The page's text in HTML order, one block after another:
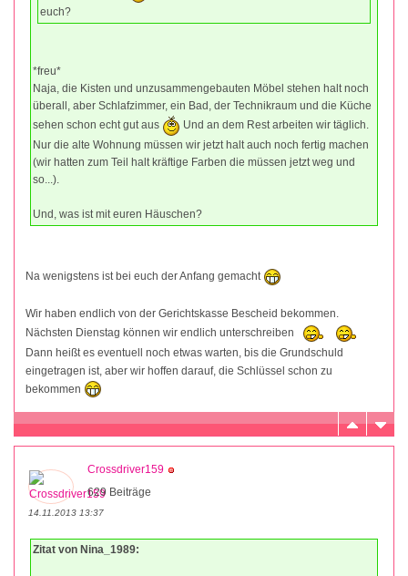
euch?
*freu*
Naja, die Kisten und unzusammengebauten Möbel stehen halt noch
überall, aber Schlafzimmer, ein Bad, der Technikraum und die Küche
sehen schon echt gut aus
Und an dem Rest arbeiten wir täglich.
Nur die alte Wohnung müssen wir jetzt halt auch noch fertig machen
(wir hatten zum Teil halt kräftige Farben die müssen jetzt weg und
so...).
Und, was ist mit euren Häuschen?
Na wenigstens ist bei euch der Anfang gemacht
Wir haben endlich von der Gerichtskasse Bescheid bekommen.
Nächsten Dienstag können wir endlich unterschreiben
Dann heißt es eventuell noch etwas warten, bis die Grundschuld
eingetragen ist, aber wir hoffen darauf, die Schlüssel schon zu
bekommen
Crossdriver159
629 Beiträge
14.11.2013 13:37
Zitat von Nina_1989: